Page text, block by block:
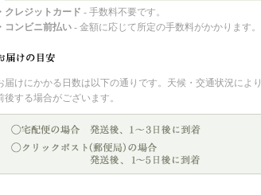
クレジットカード - 手数料不要です。
コンビニ前払い - 金額に応じて所定の手数料がかかります。
届けにかかる日数は以下の通りです。天候・交通状況により
後する場合がございます。